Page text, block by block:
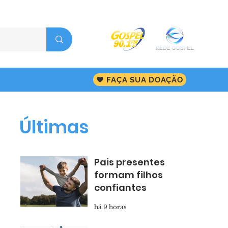
FAÇA SUA DOAÇÃO
Pais presentes
formam filhos
confiantes
há 9 horas
Últimas